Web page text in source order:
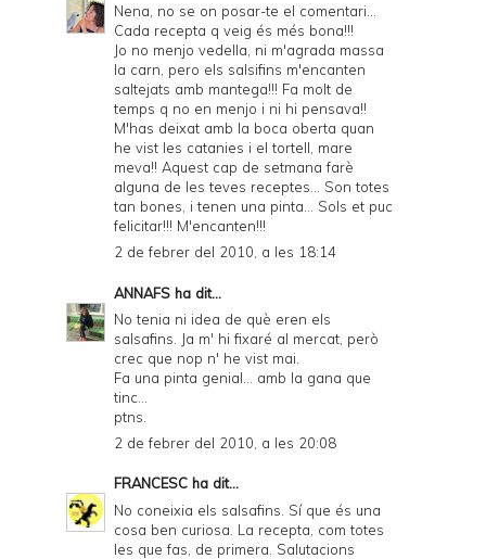
Nena, no se on posar-te el comentari...
Cada recepta q veig és més bona!!!
Jo no menjo vedella, ni m'agrada massa
la carn, pero els salsifins m'encanten
saltejats amb mantega!!! Fa molt de
temps q no en menjo i ni hi pensava!!
M'has deixat amb la boca oberta quan
he vist les catanies i el tortell, mare
meva!! Aquest cap de setmana farè
alguna de les teves receptes... Son totes
tan bones, i tenen una pinta... Sols et puc
felicitar!!! M'encanten!!!
2 de febrer del 2010, a les 18:14
ANNAFS ha dit...
No tenia ni idea de què eren els
salsafins. Ja m' hi fixaré al mercat, però
crec que nop n' he vist mai.
Fa una pinta genial... amb la gana que
tinc...
ptns.
2 de febrer del 2010, a les 20:08
FRANCESC ha dit...
No coneixia els salsafins. Sí que és una
cosa ben curiosa. La recepta, com totes
les que fas, de primera. Salutacions